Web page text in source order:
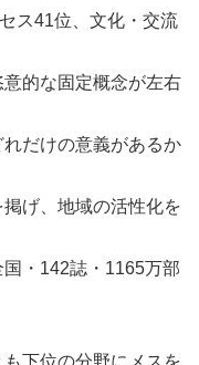
ス41位、文化・交流
的な固定概念が左右
だけの意義があるか
げ、地域の活性化を
・142誌・1165万部
も下位の分野にメスを